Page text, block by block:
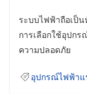
ระบบไฟฟ้าถือเป็
การเลือกใช้อุปก
ความปลอดภัย
อุปกรณ์ไฟฟ้าแ